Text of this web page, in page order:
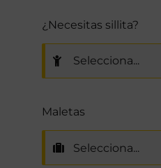
¿Necesitas sillita?
Maletas